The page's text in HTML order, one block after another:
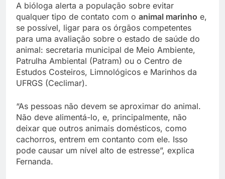
A bióloga alerta a população sobre evitar
qualquer tipo de contato com o animal marinho e,
se possível, ligar para os órgãos competentes
para uma avaliação sobre o estado de saúde do
animal: secretaria municipal de Meio Ambiente,
Patrulha Ambiental (Patram) ou o Centro de
Estudos Costeiros, Limnológicos e Marinhos da
UFRGS (Ceclimar).
“As pessoas não devem se aproximar do animal.
Não deve alimentá-lo, e, principalmente, não
deixar que outros animais domésticos, como
cachorros, entrem em contanto com ele. Isso
pode causar um nível alto de estresse”, explica
Fernanda.